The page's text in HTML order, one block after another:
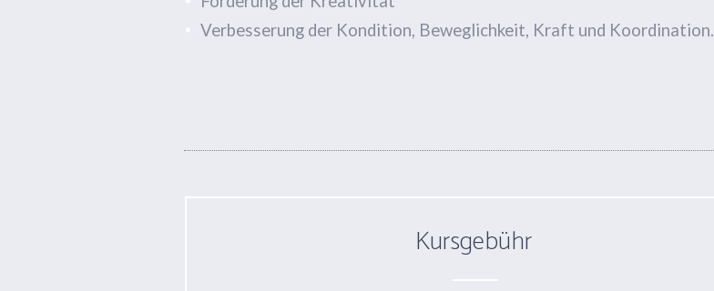
Verbesserung der Kondition, Beweglichkeit, Kraft und Koordination.
Kursgebühr